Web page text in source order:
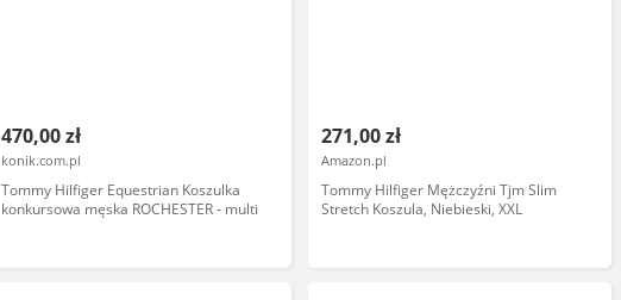
470,00 zł
konik.com.pl
Tommy Hilfiger Equestrian Koszulka
konkursowa męska ROCHESTER - multi
271,00 zł
Amazon.pl
Tommy Hilfiger Mężczyźni Tjm Slim
Stretch Koszula, Niebieski, XXL